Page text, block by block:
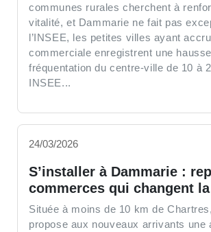
communes rurales cherchent à
vitalité, et Dammarie ne fait pas
l’INSEE, les petites villes ayant
commerciale enregistrent une
fréquentation du centre-ville de 10 à
INSEE...
24/03/2026
S’installer à Dammarie :
commerces qui changent
Située à moins de 10 km de
propose aux nouveaux arrivants une